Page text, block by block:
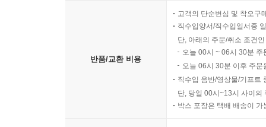
반품/교환 비용
고객의 단순변심 및 착오구
직수입양서/직수입일서중
단, 아래의 주문/취소 조건
오늘 00시 ~ 06시 30분
오늘 06시 30분 이후 주
직수입 음반/영상물/기프트
단, 당일 00시~13시 사이의
박스 포장은 택배 배송이